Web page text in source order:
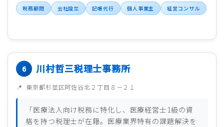
税務顧問 会社設立 記帳代行 個人事業主 経営コンサル
川村哲三税理士事務所
東京都杉並区阿佐谷北２丁目８－２１
「医療法人向け税務に特化し、医療経営士1級の資
格を持つ税理士が在籍。医療業界特有の課題解決を